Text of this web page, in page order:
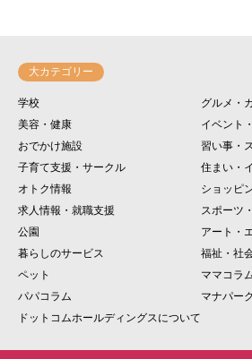
大カテゴリー
学校
グルメ・
美容・健康
イベント
おでかけ施設
習い事・
子育て支援・サークル
住まい・
オトク情報
ショッピ
求人情報・就職支援
スポーツ
公園
アート・
暮らしのサービス
福祉・社
ペット
ママコラ
パパコラム
マナパーク
ドットコムホールディングスについて